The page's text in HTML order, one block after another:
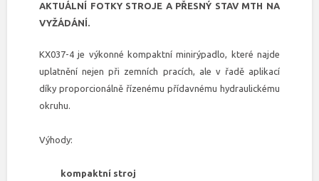
AKTUÁLNÍ FOTKY STROJE A PŘESNÝ STAV MTH NA
VYŽÁDÁNÍ.
KX037-4 je výkonné kompaktní minirýpadlo, které najde
uplatnění nejen při zemních pracích, ale v řadě aplikací
díky proporcionálně řízenému přídavnému hydraulickému
okruhu.
Výhody:
kompaktní stroj